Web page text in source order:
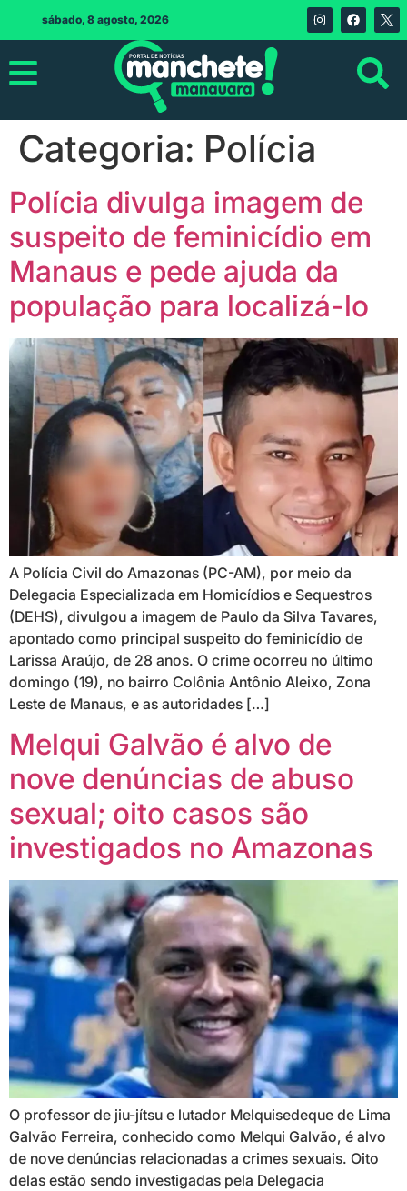
sábado, 8 agosto, 2026
Categoria: Polícia
Polícia divulga imagem de
suspeito de feminicídio em
Manaus e pede ajuda da
população para localizá-lo
A Polícia Civil do Amazonas (PC-AM), por meio da
Delegacia Especializada em Homicídios e Sequestros
(DEHS), divulgou a imagem de Paulo da Silva Tavares,
apontado como principal suspeito do feminicídio de
Larissa Araújo, de 28 anos. O crime ocorreu no último
domingo (19), no bairro Colônia Antônio Aleixo, Zona
Leste de Manaus, e as autoridades […]
Melqui Galvão é alvo de
nove denúncias de abuso
sexual; oito casos são
investigados no Amazonas
O professor de jiu-jítsu e lutador Melquisedeque de Lima
Galvão Ferreira, conhecido como Melqui Galvão, é alvo
de nove denúncias relacionadas a crimes sexuais. Oito
delas estão sendo investigadas pela Delegacia